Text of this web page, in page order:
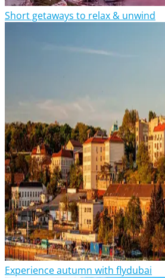
Short getaways to relax & unwind
Experience autumn with flydubai